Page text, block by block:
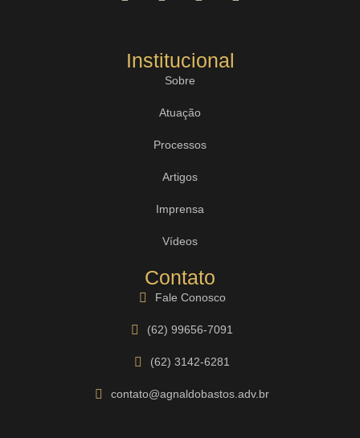
Institucional
Sobre
Atuação
Processos
Artigos
Imprensa
Vídeos
Contato
Fale Conosco
(62) 99656-7091
(62) 3142-6281
contato@agnaldobastos.adv.br